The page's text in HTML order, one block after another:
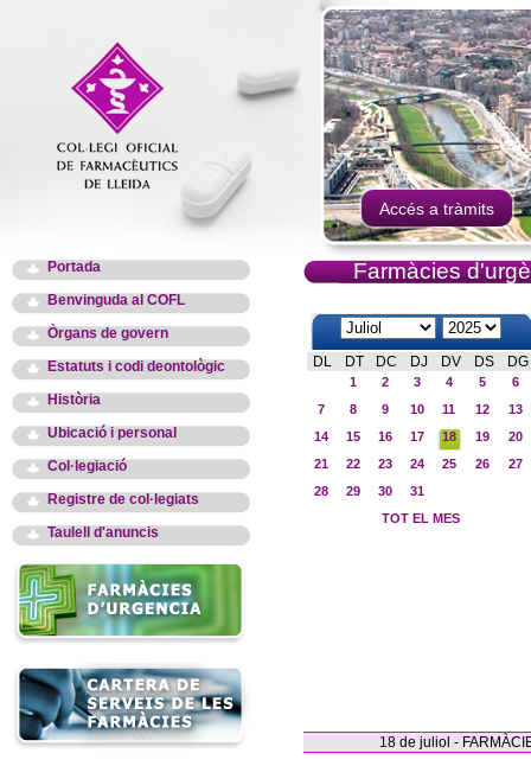
Accés a tràmits
Portada
Benvinguda al COFL
Òrgans de govern
Estatuts i codi deontològic
Història
Ubicació i personal
Col·legiació
Registre de col·legiats
Taulell d'anuncis
Farmàcies
DL DT DC DJ DV DS DG
1 2 3 4 5
6
7
8 9 10 11 12
13
14
15 16 17 18 19
20
21
22 23 24 25 26
27
28
29 30
31
TOT EL MES
18 de juliol -